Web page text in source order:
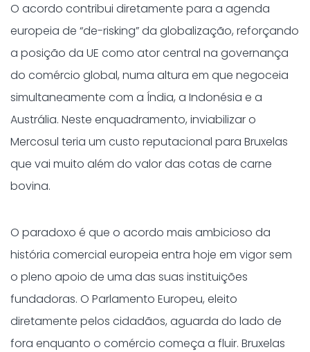
O acordo contribui diretamente para a agenda
europeia de “de-risking” da globalização, reforçando
a posição da UE como ator central na governança
do comércio global, numa altura em que negoceia
simultaneamente com a Índia, a Indonésia e a
Austrália. Neste enquadramento, inviabilizar o
Mercosul teria um custo reputacional para Bruxelas
que vai muito além do valor das cotas de carne
bovina.
O paradoxo é que o acordo mais ambicioso da
história comercial europeia entra hoje em vigor sem
o pleno apoio de uma das suas instituições
fundadoras. O Parlamento Europeu, eleito
diretamente pelos cidadãos, aguarda do lado de
fora enquanto o comércio começa a fluir. Bruxelas